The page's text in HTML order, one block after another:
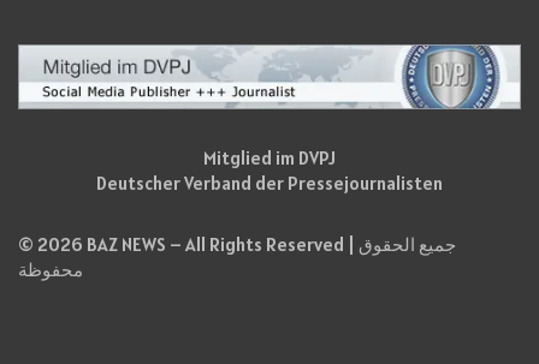
Mitglied im DVPJ
Deutscher Verband der Pressejournalisten
© 2026 BAZ NEWS – All Rights Reserved | جميع الحقوق
محفوظة